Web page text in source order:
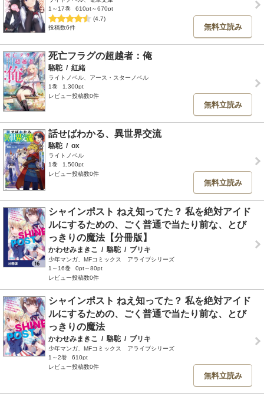
1～17巻
610pt～670pt
(4.7)
投稿数6件
無料立読み
死亡フラグの超越者：俺
駱駝 / 紅緒
ライトノベル、アース・スターノベル
1巻
1,300pt
レビュー投稿数0件
無料立読み
話せばわかる、異世界交流
駱駝 / ox
ライトノベル
1巻
1,500pt
レビュー投稿数0件
無料立読み
シャインポスト ねえ知ってた？ 私を絶対アイド
ルにするための、ごく普通で当たり前な、とび
っきりの魔法【分冊版】
かわせみまきこ / 駱駝 / ブリキ
少年マンガ、MFコミックス アライブシリーズ
1～16巻
0pt～80pt
レビュー投稿数0件
シャインポスト ねえ知ってた？ 私を絶対アイド
ルにするための、ごく普通で当たり前な、とび
っきりの魔法
かわせみまきこ / 駱駝 / ブリキ
少年マンガ、MFコミックス アライブシリーズ
1～2巻
610pt
レビュー投稿数0件
無料立読み